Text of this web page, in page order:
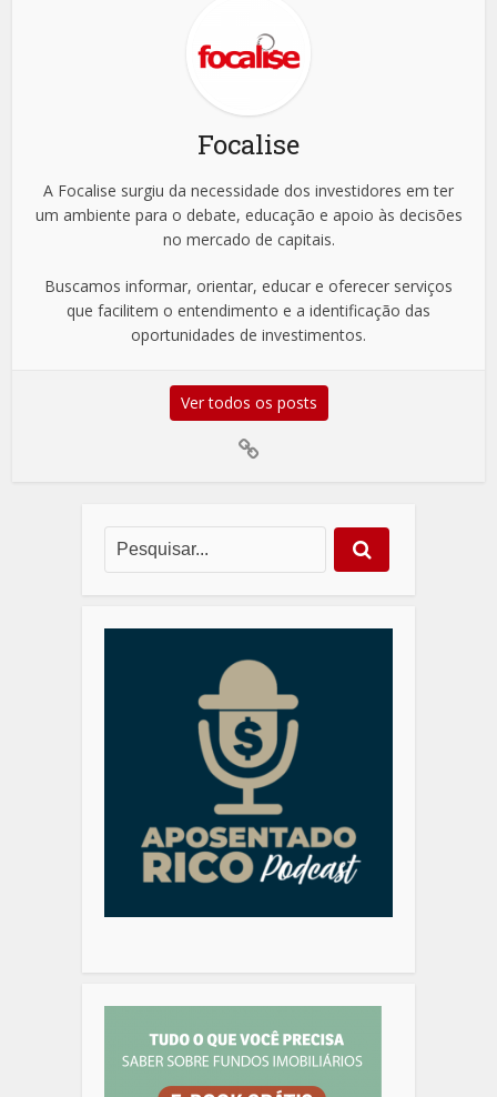
Focalise
A Focalise surgiu da necessidade dos investidores em ter
um ambiente para o debate, educação e apoio às decisões
no mercado de capitais.
Buscamos informar, orientar, educar e oferecer serviços
que facilitem o entendimento e a identificação das
oportunidades de investimentos.
Ver todos os posts